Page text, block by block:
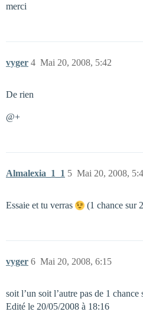
merci
vyger Mai 20, 2008, 5:42
4
De rien
@+
Almalexia_1_1 Mai 20, 2008,
5
Essaie et tu verras (1 chance sur
vyger Mai 20, 2008, 6:15
6
soit l’un soit l’autre pas de 1
Edité le 20/05/2008 à 18:16